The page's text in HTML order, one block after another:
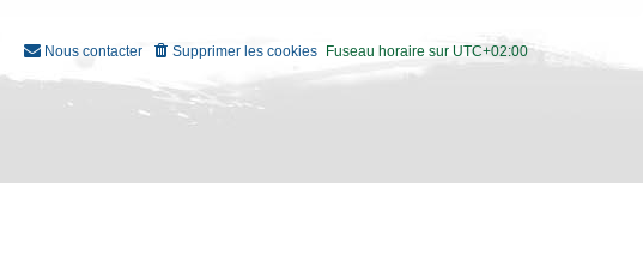
Fuseau horaire sur UTC+02:00
Supprimer les cookies
Nous contacter